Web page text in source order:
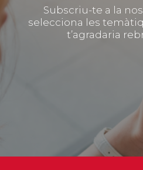
Subscriu-te a la
selecciona les
t’agradaria